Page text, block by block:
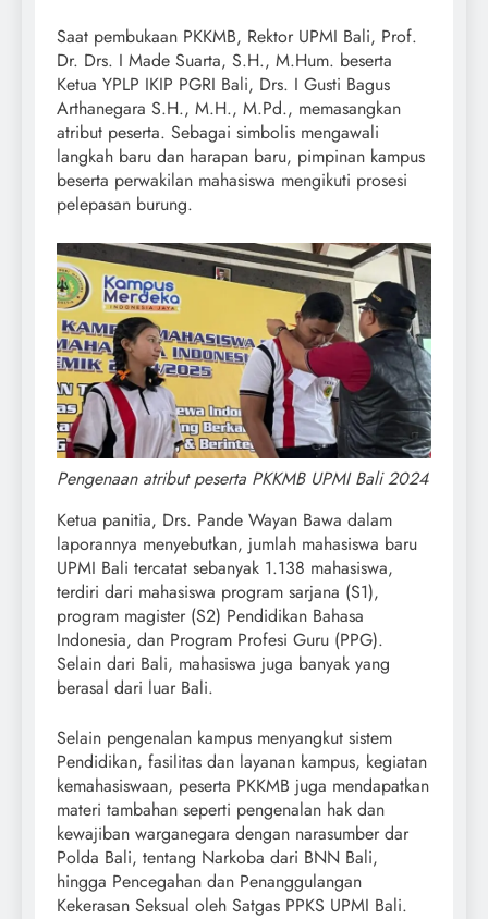
Saat pembukaan PKKMB, Rektor UPMI Bali, Prof.
Dr. Drs. I Made Suarta, S.H., M.Hum. beserta
Ketua YPLP IKIP PGRI Bali, Drs. I Gusti Bagus
Arthanegara S.H., M.H., M.Pd., memasangkan
atribut peserta. Sebagai simbolis mengawali
langkah baru dan harapan baru, pimpinan kampus
beserta perwakilan mahasiswa mengikuti prosesi
pelepasan burung.
Pengenaan atribut peserta PKKMB UPMI Bali 2024
Ketua panitia, Drs. Pande Wayan Bawa dalam
laporannya menyebutkan, jumlah mahasiswa baru
UPMI Bali tercatat sebanyak 1.138 mahasiswa,
terdiri dari mahasiswa program sarjana (S1),
program magister (S2) Pendidikan Bahasa
Indonesia, dan Program Profesi Guru (PPG).
Selain dari Bali, mahasiswa juga banyak yang
berasal dari luar Bali.
Selain pengenalan kampus menyangkut sistem
Pendidikan, fasilitas dan layanan kampus, kegiatan
kemahasiswaan, peserta PKKMB juga mendapatkan
materi tambahan seperti pengenalan hak dan
kewajiban warganegara dengan narasumber dar
Polda Bali, tentang Narkoba dari BNN Bali,
hingga Pencegahan dan Penanggulangan
Kekerasan Seksual oleh Satgas PPKS UPMI Bali.